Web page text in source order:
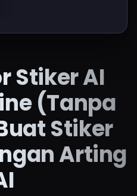
Stiker AI
(Tanpa
Stiker
Arting